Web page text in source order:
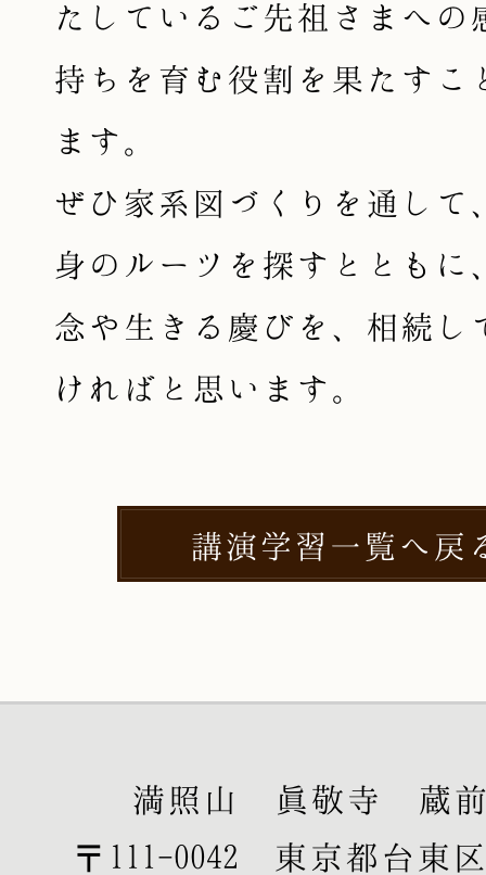
たしているご先祖さまへの
持ちを育む役割を果たすこ
ます。
ぜひ家系図づくりを通して
身のルーツを探すとともに
念や生きる慶びを、相続し
ければと思います。
講演学習一覧へ戻
満照山 眞敬寺 蔵
〒111-0042 東京都台東